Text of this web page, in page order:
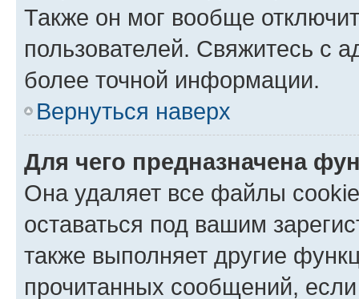
Также он мог вообще
пользователей. Свяжитесь с
более точной информации.
Вернуться наверх
Для чего предназначена
Она удаляет все файлы
оставаться под вашим
также выполняет другие
прочитанных сообщений,